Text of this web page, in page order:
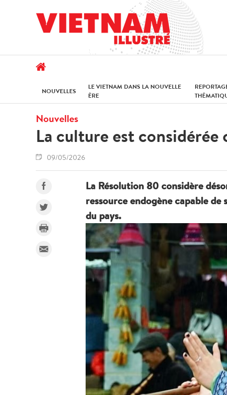
NOUVELLES
LE VIETNAM DANS LA NOUVELLE
ÈRE
Nouvelles
La culture est
09/05/2026
La Résolution 80 considère
ressource endogène capable
du pays.